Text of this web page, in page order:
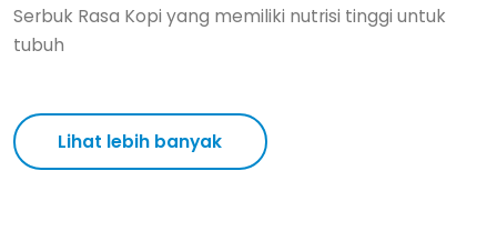
Serbuk Rasa Kopi yang memiliki nutrisi tinggi untuk
tubuh